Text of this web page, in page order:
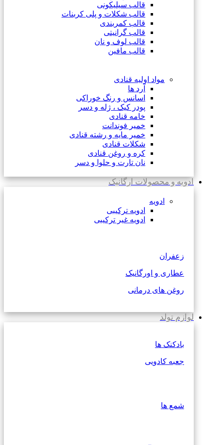
قالب سیلیکونی
قالب شکلات و پلی کربنات
قالب کمربندی
قالب گرانیتی
قالب لوف و نان
قالب مافین
مواد اولیه قنادی
آرد ها
اسانس و رنگ خوراکی
پودر کیک ، ژله و دسر
خامه قنادی
خمیر فوندانت
خمیر مایه و رشته قنادی
شکلات قنادی
کره و روغن قنادی
نان تارت و حلوا و دسر
ادویه و محصولات ارگانیک
ادویه
ادویه ترکیبی
ادویه غیر ترکیبی
زعفران
عطاری و اورگانیک
روغن های درمانی
لوازم تولد
بادکنک ها
جعبه کادویی
شمع ها